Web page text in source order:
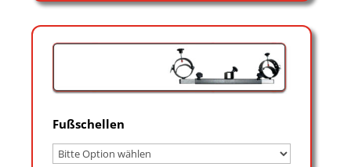
Fußschellen